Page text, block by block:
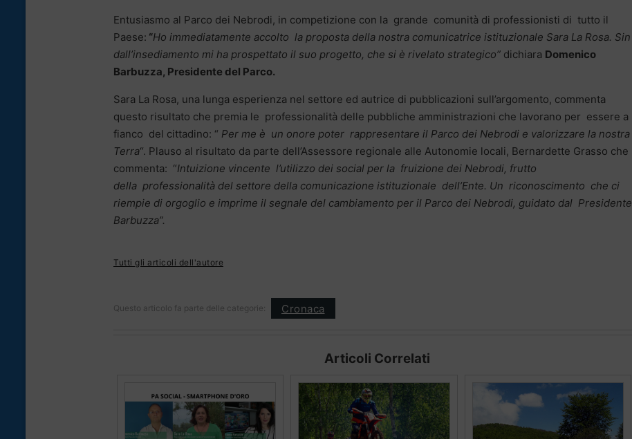
Entusiasmo al Parco dei Nebrodi, in competizione con la grande comunità di professionisti di tutto il
Paese: “Ho immediatamente accolto la proposta della nostra comunicatrice istituzionale Sara La Rosa. Sin
dall’insediamento mi ha prospettato il suo progetto, che si è rivelato strategico” dichiara Domenico
Barbuzza, Presidente del Parco.
Sara La Rosa, una lunga esperienza nel settore ed autrice di pubblicazioni sull’argomento, commenta
questo risultato che premia le professionalità delle pubbliche amministrazioni che lavorano per essere a
fianco del cittadino: “ Per me è un onore poter rappresentare il Parco dei Nebrodi e valorizzare la nostra
Terra“. Plauso al risultato da parte dell’Assessore regionale alle Autonomie locali, Bernardette Grasso che
commenta: “Intuizione vincente l’utilizzo dei social per la fruizione dei Nebrodi, frutto
della professionalità del settore della comunicazione istituzionale dell’Ente. Un riconoscimento che ci
riempie di orgoglio e imprime il segnale del cambiamento per il Parco dei Nebrodi, guidato dal Presidente
Barbuzza”.
Tutti gli articoli dell'autore
Questo articolo fa parte delle categorie: Cronaca
Articoli Correlati